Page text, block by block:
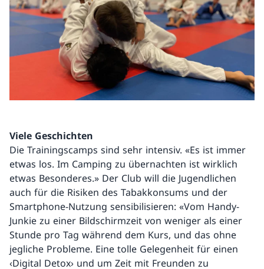
Viele Geschichten
Die Trainingscamps sind sehr intensiv. «Es ist immer
etwas los. Im Camping zu übernachten ist wirklich
etwas Besonderes.» Der Club will die Jugendlichen
auch für die Risiken des Tabakkonsums und der
Smartphone-Nutzung sensibilisieren: «Vom Handy-
Junkie zu einer Bildschirmzeit von weniger als einer
Stunde pro Tag während dem Kurs, und das ohne
jegliche Probleme. Eine tolle Gelegenheit für einen
‹Digital Detox› und um Zeit mit Freunden zu